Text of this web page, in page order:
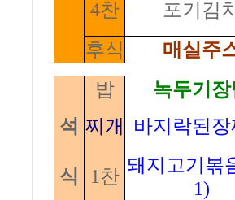
4찬
포기김
후식
매실주
밥
녹두기장
석 찌개 바지락된
식 1찬
돼지고기볶
1)